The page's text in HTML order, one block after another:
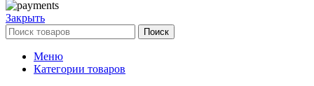
Закрыть
Поиск
Меню
Категории товаров